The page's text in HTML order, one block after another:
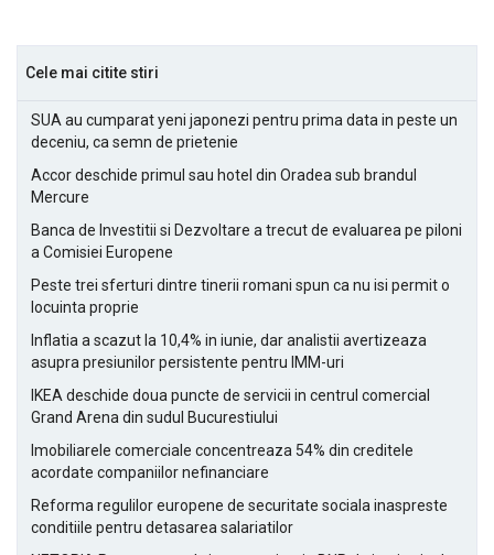
Cele mai citite stiri
SUA au cumparat yeni japonezi pentru prima data in peste un
deceniu, ca semn de prietenie
Accor deschide primul sau hotel din Oradea sub brandul
Mercure
Banca de Investitii si Dezvoltare a trecut de evaluarea pe piloni
a Comisiei Europene
Peste trei sferturi dintre tinerii romani spun ca nu isi permit o
locuinta proprie
Inflatia a scazut la 10,4% in iunie, dar analistii avertizeaza
asupra presiunilor persistente pentru IMM-uri
IKEA deschide doua puncte de servicii in centrul comercial
Grand Arena din sudul Bucurestiului
Imobiliarele comerciale concentreaza 54% din creditele
acordate companiilor nefinanciare
Reforma regulilor europene de securitate sociala inaspreste
conditiile pentru detasarea salariatilor